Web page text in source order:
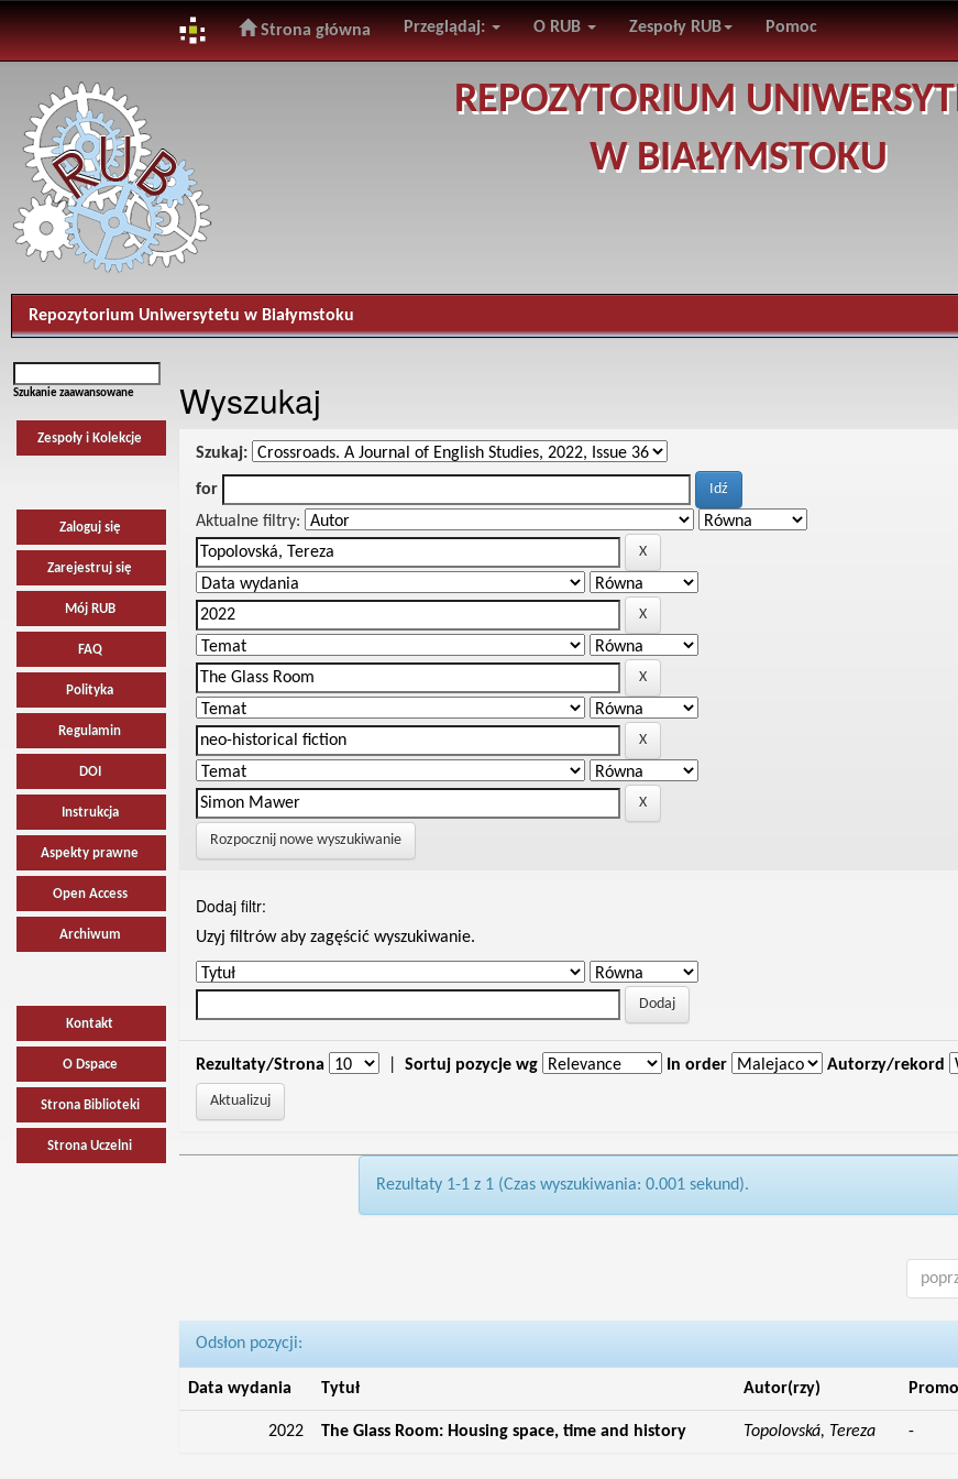
navigation
Strona główna Przeglądaj: O RUB Zespoły RUB Pomoc
REPOZYTORIUM
W BIAŁYMSTOKU
Repozytorium Uniwersytetu w Białymstoku
Szukanie zaawansowane
Zespoły i Kolekcje
Zaloguj się
Zarejestruj się
Mój RUB
FAQ
Polityka
Regulamin
DOI
Instrukcja
Aspekty prawne
Open Access
Archiwum
Kontakt
O Dspace
Strona Biblioteki
Strona Uczelni
Wyszukaj
Szukaj:
for
Aktualne filtry:
Rozpocznij nowe wyszukiwanie
Dodaj filtr:
Uzyj filtrów aby zagęścić wyszukiwanie.
Rezultaty/Strona Sortuj pozycje wg In order Autorzy/rekord
Rezultaty 1-1 z 1 (Czas wyszukiwania: 0.001 sekund).
Odsłon pozycji:
Data wydania Tytuł Autor(rzy)
2022 The Glass Room: Housing space, time and history Topolovská, Tereza -